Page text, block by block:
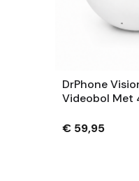
DrPhone
Videobol Met
– USB-C – Wit
€ 59,95